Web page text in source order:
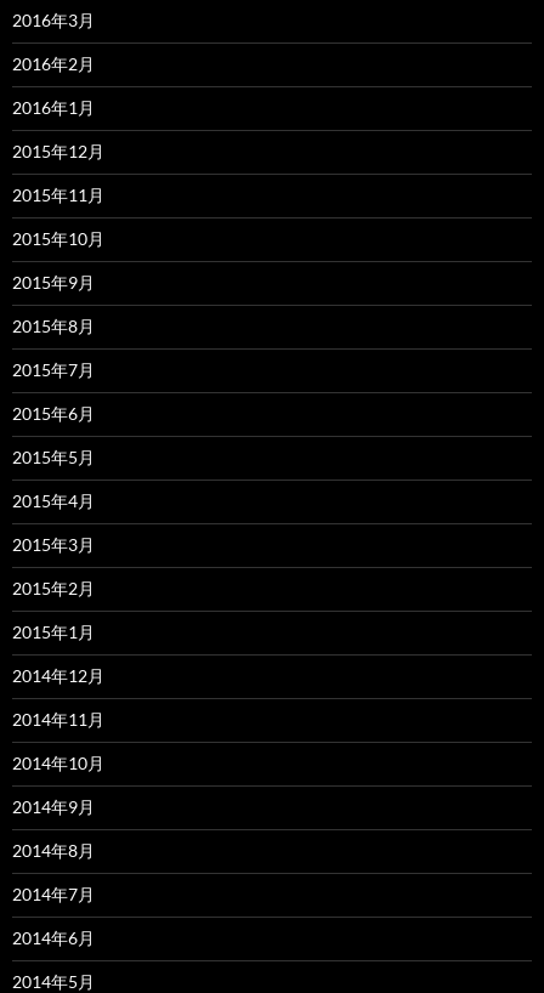
2016年3月
2016年2月
2016年1月
2015年12月
2015年11月
2015年10月
2015年9月
2015年8月
2015年7月
2015年6月
2015年5月
2015年4月
2015年3月
2015年2月
2015年1月
2014年12月
2014年11月
2014年10月
2014年9月
2014年8月
2014年7月
2014年6月
2014年5月